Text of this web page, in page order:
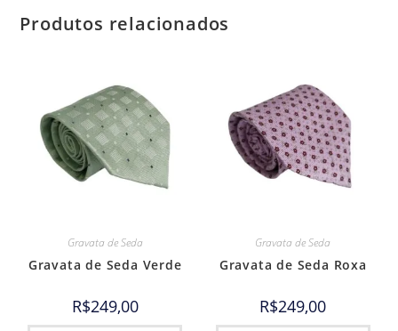
Produtos relacionados
Gravata de Seda
Gravata de Seda Verde
R$249,00
Gravata de Seda
Gravata de Seda Roxa
R$249,00